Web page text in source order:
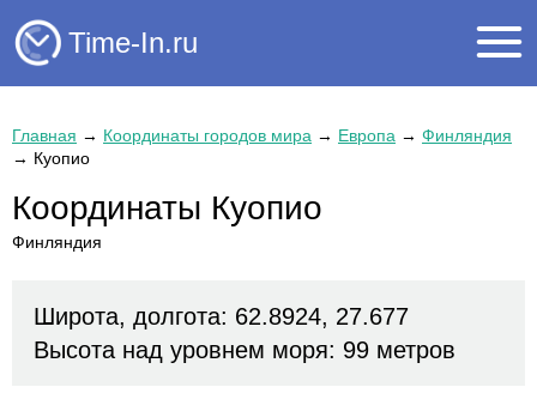
Time-In.ru
Главная → Координаты городов мира → Европа → Финляндия
→ Куопио
Координаты Куопио
Финляндия
Широта, долгота: 62.8924, 27.677
Высота над уровнем моря: 99 метров